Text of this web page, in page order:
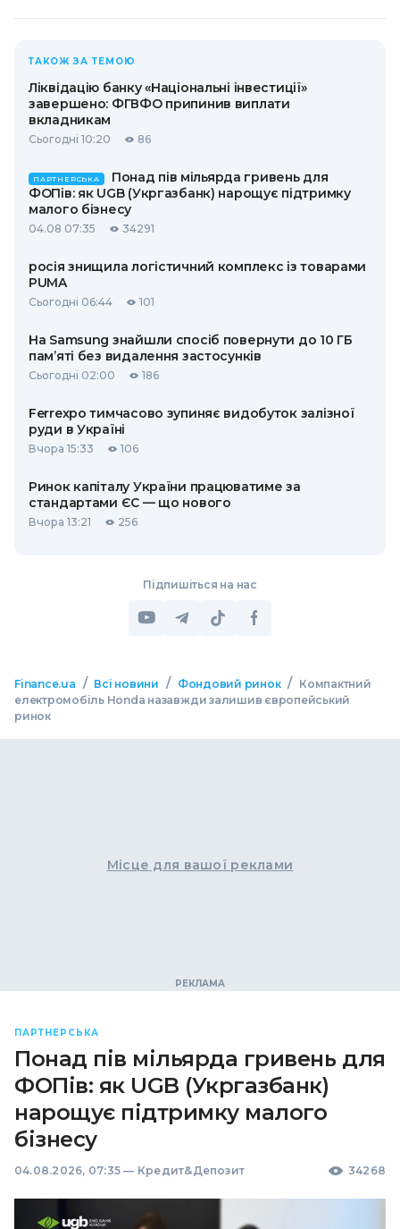
ТАКОЖ ЗА ТЕМОЮ
Ліквідацію банку «Національні інвестиції»
завершено: ФГВФО припинив виплати
вкладникам
Сьогодні 10:20 86
ПАРТНЕРСЬКА
Понад пів мільярда гривень для
ФОПів: як UGB (Укргазбанк) нарощує підтримку
малого бізнесу
04.08 07:35 34291
росія знищила логістичний комплекс із товарами
PUMA
Сьогодні 06:44 101
На Samsung знайшли спосіб повернути до 10 ГБ
пам’яті без видалення застосунків
Сьогодні 02:00 186
Ferrexpo тимчасово зупиняє видобуток залізної
руди в Україні
Вчора 15:33 106
Ринок капіталу України працюватиме за
стандартами ЄС — що нового
Вчора 13:21 256
Підпишіться на нас
Finance.ua / Всі новини / Фондовий ринок / Компактний
електромобіль Honda назавжди залишив європейський
ринок
Місце для вашої реклами
ПАРТНЕРСЬКА
Понад пів мільярда гривень для
ФОПів: як UGB (Укргазбанк)
нарощує підтримку малого
бізнесу
04.08.2026, 07:35 — Кредит&Депозит 34268